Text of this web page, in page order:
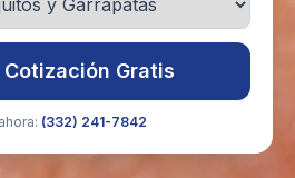
Gratis
(332) 241-7842